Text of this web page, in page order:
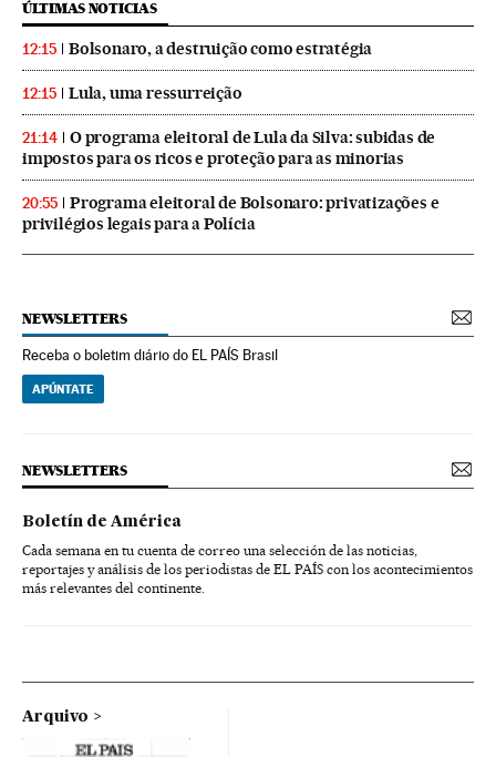
ÚLTIMAS NOTICIAS
12:15 Bolsonaro, a destruição como estratégia
12:15 Lula, uma ressurreição
21:14
O programa eleitoral de Lula da Silva: subidas de
impostos para os ricos e proteção para as minorias
20:55
Programa eleitoral de Bolsonaro: privatizações e
privilégios legais para a Polícia
NEWSLETTERS
Receba o boletim diário do EL PAÍS Brasil
APÚNTATE
NEWSLETTERS
Boletín de América
Cada semana en tu cuenta de correo una selección de las noticias,
reportajes y análisis de los periodistas de EL PAÍS con los acontecimientos
más relevantes del continente.
Arquivo